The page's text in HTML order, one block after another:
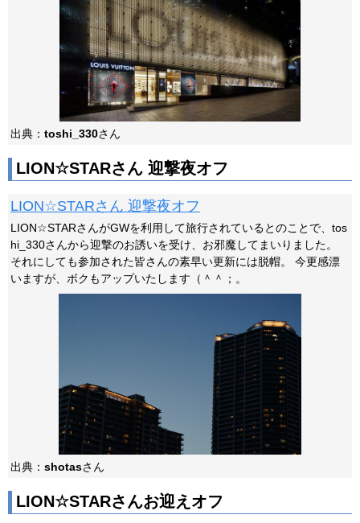
出典： toshi_330さん
LION☆STARさん 迎撃夜オフ
LION☆STARさん 迎撃夜オフ
LION☆STARさんがGWを利用して旅行されているとのことで、tos
hi_330さんから迎撃のお誘いを受け、お邪魔してまいりました。
それにしても参加された皆さんの素早い更新には脱帽。 今更感漂
いますが、ボクもアップいたします（＾＾；。
出典： shotasさん
LION☆STARさんお迎えオフ